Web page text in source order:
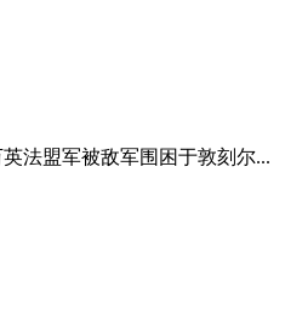
法盟军被敌军围困于敦刻尔...